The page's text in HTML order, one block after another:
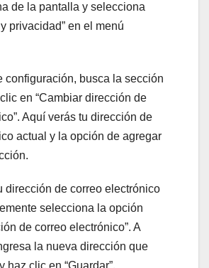
de la pantalla y selecciona
privacidad” en el menú
configuración, busca la sección
en “Cambiar dirección de
Aquí verás tu dirección de
actual y la opción de agregar
dirección de correo electrónico
selecciona la opción
de correo electrónico”. A
la nueva dirección que